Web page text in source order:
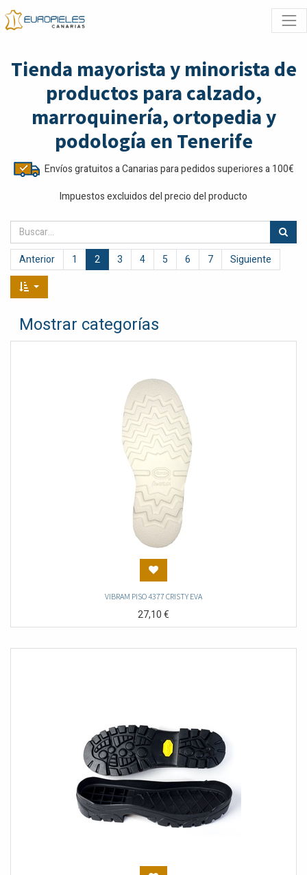
Tienda mayorista y minorista de
productos para calzado,
marroquinería, ortopedia y
podología en Tenerife
Envíos gratuitos a Canarias para pedidos superiores a 100€
Impuestos excluidos del precio del producto
Anterior 1 2 3 4 5 6 7 Siguiente
Mostrar categorías
VIBRAM PISO 4377 CRISTY EVA
27,10€